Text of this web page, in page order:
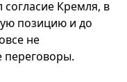
Кремля, в
позицию и до
не